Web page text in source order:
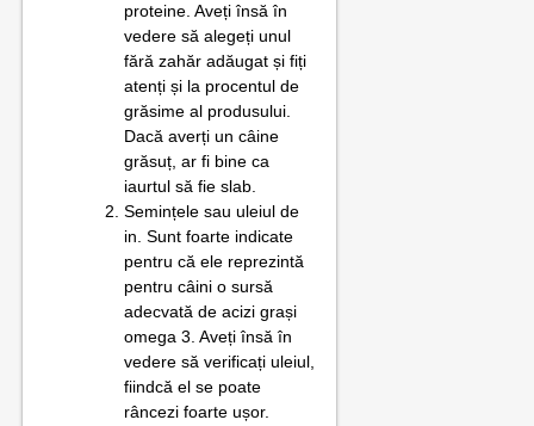
proteine. Aveți însă în
vedere să alegeți unul
fără zahăr adăugat și fiți
atenți și la procentul de
grăsime al produsului.
Dacă averți un câine
grăsuț, ar fi bine ca
iaurtul să fie slab.
Semințele sau uleiul de
in. Sunt foarte indicate
pentru că ele reprezintă
pentru câini o sursă
adecvată de acizi grași
omega 3. Aveți însă în
vedere să verificați uleiul,
fiindcă el se poate
râncezi foarte ușor.